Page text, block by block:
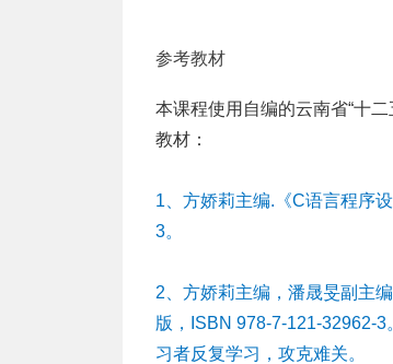
参考教材
本课程使用自编的云南省“十
教材：
1、方娇莉主编.《C语言程序
3。
2、方娇莉主编，潘晟旻副主
版，ISBN 978-7-121-32962-
习者反复学习，攻克难关。